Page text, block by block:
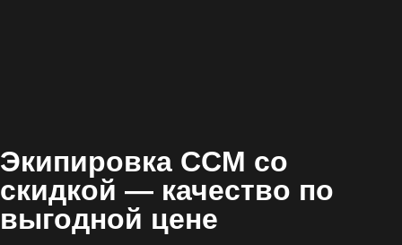
Экипировка CCM со
скидкой — качество по
выгодной цене